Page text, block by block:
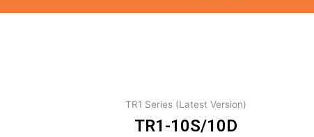
TR1 Series (Latest Version)
TR1-10S/10D